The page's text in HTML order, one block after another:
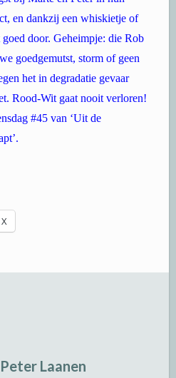
en dankzij een whiskietje of
door. Geheimpje: die Rob
goedgemutst, storm of geen
het in degradatie gevaar
Rood-Wit gaat nooit verloren!
#45 van ‘Uit de
X
Peter Laanen